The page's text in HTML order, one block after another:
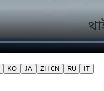
KO JA ZH-CN RU
IT